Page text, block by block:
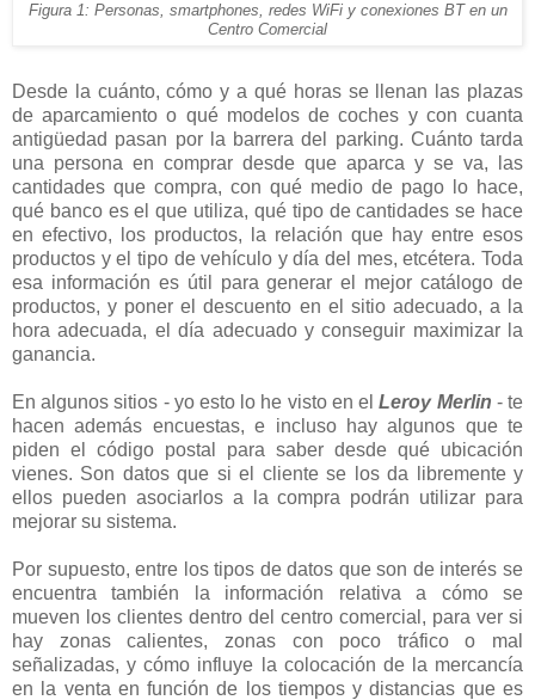
Figura 1: Personas, smartphones, redes WiFi y conexiones BT en un
Centro Comercial
Desde la cuánto, cómo y a qué horas se llenan las plazas
de aparcamiento o qué modelos de coches y con cuanta
antigüedad pasan por la barrera del parking. Cuánto tarda
una persona en comprar desde que aparca y se va, las
cantidades que compra, con qué medio de pago lo hace,
qué banco es el que utiliza, qué tipo de cantidades se hace
en efectivo, los productos, la relación que hay entre esos
productos y el tipo de vehículo y día del mes, etcétera. Toda
esa información es útil para generar el mejor catálogo de
productos, y poner el descuento en el sitio adecuado, a la
hora adecuada, el día adecuado y conseguir maximizar la
ganancia.
En algunos sitios - yo esto lo he visto en elLeroy Merlin - te
hacen además encuestas, e incluso hay algunos que te
piden el código postal para saber desde qué ubicación
vienes. Son datos que si el cliente se los da libremente y
ellos pueden asociarlos a la compra podrán utilizar para
mejorar su sistema.
Por supuesto, entre los tipos de datos que son de interés se
encuentra también la información relativa a cómo se
mueven los clientes dentro del centro comercial, para ver si
hay zonas calientes, zonas con poco tráfico o mal
señalizadas, y cómo influye la colocación de la mercancía
en la venta en función de los tiempos y distancias que es